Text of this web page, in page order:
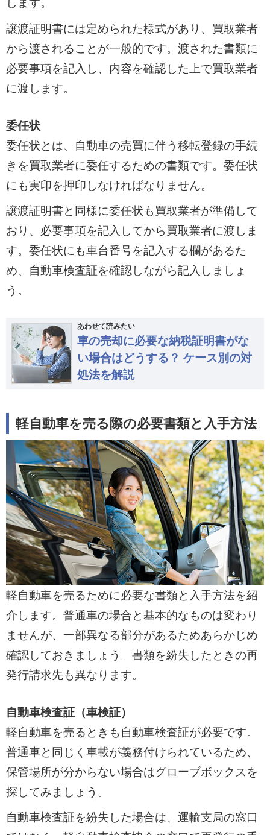
します。
譲渡証明書には定められた様式があり、買取業者
から渡されることが一般的です。渡された書類に
必要事項を記入し、内容を確認した上で買取業者
に渡します。
委任状
委任状とは、自動車の売買に伴う移転登録の手続
きを買取業者に委任するための書類です。委任状
にも実印を押印しなければなりません。
譲渡証明書と同様に委任状も買取業者が準備して
おり、必要事項を記入してから買取業者に渡しま
す。委任状にも車台番号を記入する欄があるた
め、自動車検査証を確認しながら記入しましょ
う。
あわせて読みたい
車の売却に必要な納税証明書がな
い場合はどうする？ ケース別の対
処法を解説
軽自動車を売る際の必要書類と入手方法
軽自動車を売るために必要な書類と入手方法を紹
介します。普通車の場合と基本的なものは変わり
ませんが、一部異なる部分があるためあらかじめ
確認しておきましょう。書類を紛失したときの再
発行請求先も異なります。
自動車検査証（車検証）
軽自動車を売るときも自動車検査証が必要です。
普通車と同じく車載が義務付けられているため、
保管場所が分からない場合はグローブボックスを
探してみましょう。
自動車検査証を紛失した場合は、運輸支局の窓口